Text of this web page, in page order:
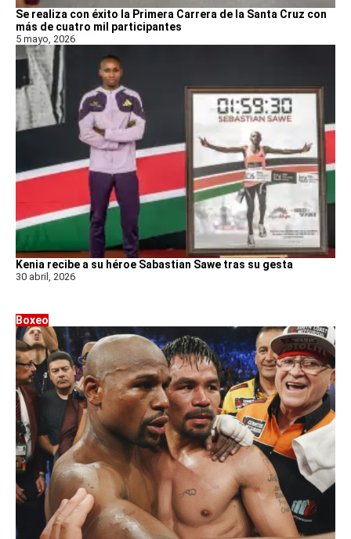
Se realiza con éxito la Primera Carrera de la Santa Cruz con
más de cuatro mil participantes
5 mayo, 2026
Kenia recibe a su héroe Sabastian Sawe tras su gesta
30 abril, 2026
Boxeo